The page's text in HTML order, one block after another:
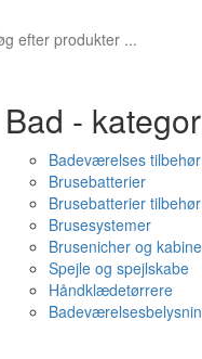
Bad -
Badeværelses tilbehør
Brusebatterier
Brusebatterier tilbehør
Brusesystemer
Brusenicher og
Spejle og spejlskabe
Håndklædetørrere